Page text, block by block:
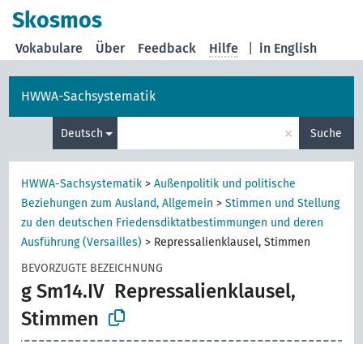
Skosmos
in English
Vokabulare Über Feedback Hilfe
HWWA-Sachsystematik
Deutsch × Suche
HWWA-Sachsystematik >Außenpolitik und politische
Beziehungen zum Ausland, Allgemein >Stimmen und Stellung
zu den deutschen Friedensdiktatbestimmungen und deren
Ausführung (Versailles) > Repressalienklausel, Stimmen
BEVORZUGTE BEZEICHNUNG
g Sm14.IV Repressalienklausel,
Stimmen